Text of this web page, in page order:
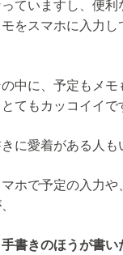
ていますし、便利
をスマホに入力し
中に、予定もメモ
てもカッコイイで
に愛着がある人も
ホで予定の入力や
書きのほうが書い